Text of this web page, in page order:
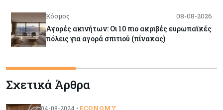
Κόσμος 08-08-2026
Αγορές ακινήτων: Οι 10 πιο ακριβές ευρωπαϊκές
πόλεις για αγορά σπιτιού (πίνακας)
Κόσμος 08-08-2026
Οι πυρκαγιές κατακαίνε την Ευρώπη, αλλά οι
ζημιές δεν είναι ασφαλισμένες
Σχετικά Άρθρα
04-08-2024 • ECONOMY